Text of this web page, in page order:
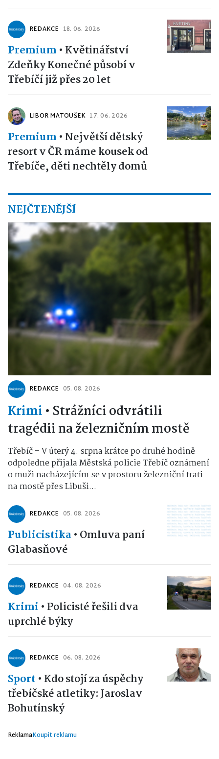
REDAKCE 18. 06. 2026
Premium • Květinářství
Zdeňky Konečné působí v
Třebíčí již přes 20 let
LIBOR MATOUŠEK 17. 06. 2026
Premium • Největší dětský
resort v ČR máme kousek od
Třebíče, děti nechtěly domů
NEJČTENĚJŠÍ
REDAKCE 05. 08. 2026
Krimi • Strážníci odvrátili
tragédii na železničním mostě
Třebíč – V úterý 4. srpna krátce po druhé hodině
odpoledne přijala Městská policie Třebíč oznámení
o muži nacházejícím se v prostoru železniční trati
na mostě přes Libuši...
REDAKCE 05. 08. 2026
Publicistika• Omluva paní
Glabasňové
REDAKCE 04. 08. 2026
Krimi • Policisté řešili dva
uprchlé býky
REDAKCE 06. 08. 2026
Sport • Kdo stojí za úspěchy
třebíčské atletiky: Jaroslav
Bohutínský
ReklamaKoupit reklamu